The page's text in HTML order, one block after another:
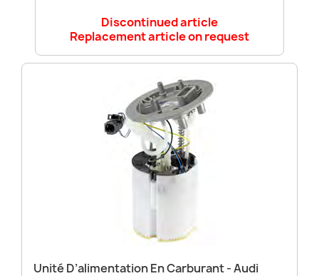
Discontinued article
Replacement article on request
Unité D’alimentation En Carburant - Audi